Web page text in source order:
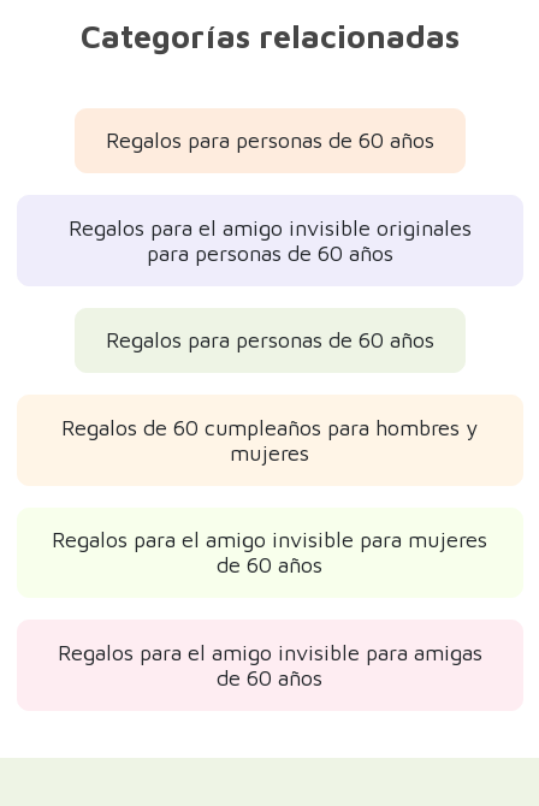
Categorías relacionadas
Regalos para personas de 60 años
Regalos para el amigo invisible originales
para personas de 60 años
Regalos para personas de 60 años
Regalos de 60 cumpleaños para hombres y
mujeres
Regalos para el amigo invisible para mujeres
de 60 años
Regalos para el amigo invisible para amigas
de 60 años